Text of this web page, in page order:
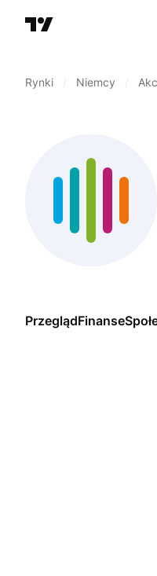
Rynki Niemcy
PrzeglądFinanse